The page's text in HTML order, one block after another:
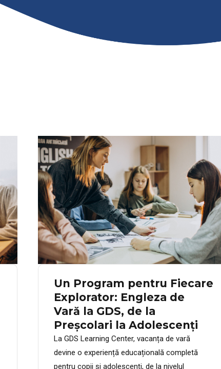
Un Program pentru Fiecare
Explorator: Engleza de
Vară la GDS, de la
Preșcolari la Adolescenți
La GDS Learning Center, vacanța de vară
devine o experiență educațională completă
pentru copii și adolescenți, de la nivelul